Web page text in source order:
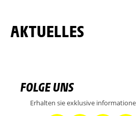
AKTUELLES
FOLGE UNS
Erhalten sie exklusive